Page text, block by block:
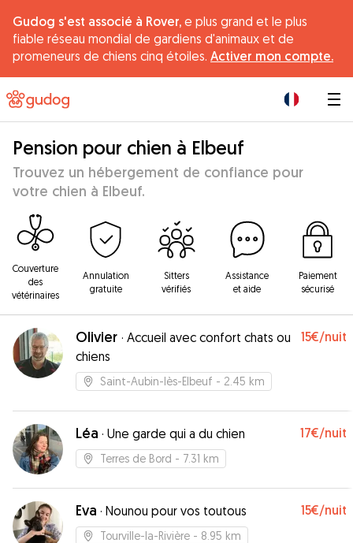
Gudog s'est associé à Rover, e plus grand et le plus
fiable réseau mondial de gardiens d'animaux et de
promeneurs de chiens cinq étoiles. Activer mon compte.
Pension pour chien à Elbeuf
Trouvez un hébergement de confiance pour
votre chien à Elbeuf.
Couverture
des
vétérinaires
Annulation
gratuite
Sitters
vérifiés
Assistance
et aide
Paiement
sécurisé
Olivier · Accueil avec confort chats ou
chiens
15€/nuit
Saint-Aubin-lès-Elbeuf - 2.45 km
Léa · Une garde qui a du chien 17€/nuit
Terres de Bord - 7.31 km
Eva · Nounou pour vos toutous 15€/nuit
Tourville-la-Rivière - 8.95 km